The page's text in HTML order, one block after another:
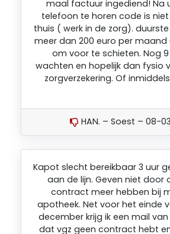
maal factuur ingediend! Na
telefoon te horen code is niet
thuis ( werk in de zorg).
meer dan 200 euro per maand
om voor te schieten. Nog
wachten en hopelijk dan fysio
zorgverzekering. Of
HAN. – Soest – 08-
Kapot slecht bereikbaar 3 uur
aan de lijn. Geven niet door
contract meer hebben bij
apotheek. Net voor het einde
december krijg ik een mail
dat vgz geen contract hebt